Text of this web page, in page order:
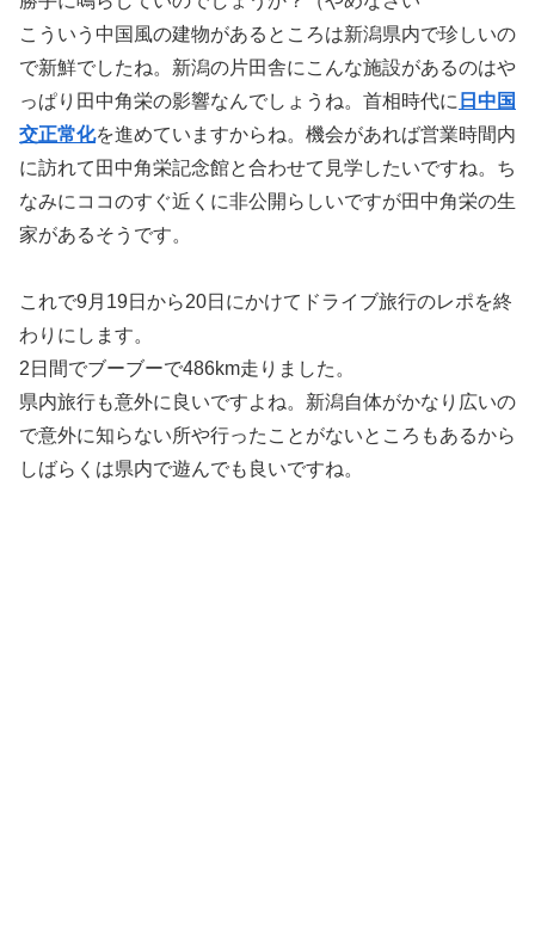
こういう中国風の建物があるところは新潟県内で珍しいの
で新鮮でしたね。新潟の片田舎にこんな施設があるのはや
っぱり田中角栄の影響なんでしょうね。首相時代に 日中国
交正常化を進めていますからね。機会があれば営業時間内
に訪れて田中角栄記念館と合わせて見学したいですね。ち
なみにココのすぐ近くに非公開らしいですが田中角栄の生
家があるそうです。
これで9月19日から20日にかけてドライブ旅行のレポを終
わりにします。
2日間でブーブーで486km走りました。
県内旅行も意外に良いですよね。新潟自体がかなり広いの
で意外に知らない所や行ったことがないところもあるから
しばらくは県内で遊んでも良いですね。